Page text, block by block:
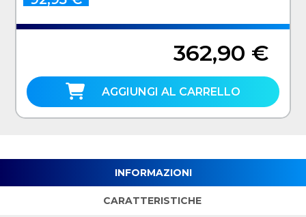
362,90 €
AGGIUNGI AL CARRELLO
INFORMAZIONI
CARATTERISTICHE